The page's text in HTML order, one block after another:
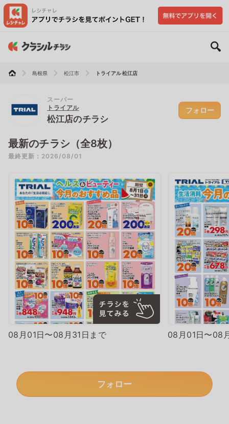
島根県 松江市 トライアル 松江店
スーパー
トライアル
松江店のチラシ
フォロー
最新のチラシ（全8枚）
最終更新：2026/08/01
08月01日〜08月31日まで 08月01日〜08
フォロー